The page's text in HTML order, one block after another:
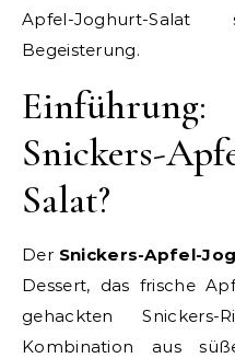
Apfel-Joghurt-
Begeisterung.
Snickers-
Salat?
Der Snickers-Apfel-
Dessert, das frische
gehackten
Kombination aus